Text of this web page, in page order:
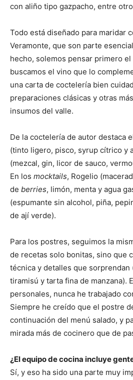
con aliño tipo gazpacho, entre
Todo está diseñado para maridar
Veramonte, que son parte
hecho, solemos pensar primero
buscamos el vino que lo
una carta de coctelería bien
preparaciones clásicas y otras
insumos del valle.
De la coctelería de autor destaca
(tinto ligero, pisco, syrup cítrico y
(mezcal, gin, licor de sauco,
En los mocktails, Rogelio
de berries, limón, menta y agua
(espumante sin alcohol, piña,
de ají verde).
Para los postres, seguimos la
de recetas solo bonitas, sino que
técnica y detalles que sorprendan
tiramisú y tarta fina de manzana).
personales, nunca he trabajado
Siempre he creído que el postre
continuación del menú salado, y
mirada más de cocinero que de
¿El equipo de cocina incluye
Sí, y eso ha sido una parte muy